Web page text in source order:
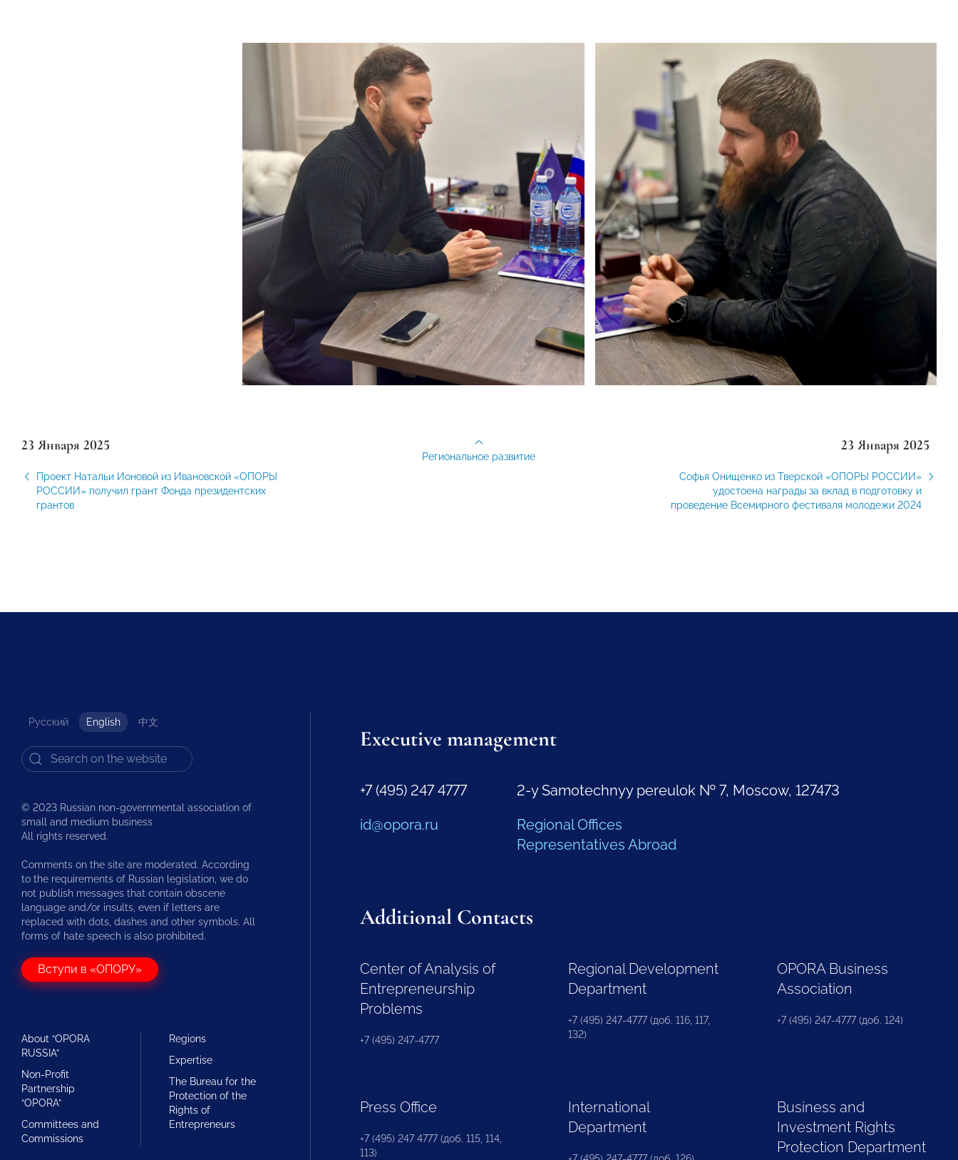
23 Января 2025
Проект Натальи Ионовой из Ивановской «ОПОРЫ
РОССИИ» получил грант Фонда президентских
грантов
23 Января 2025
Софья Онищенко из Тверской «ОПОРЫ РОССИИ»
удостоена награды за вклад в подготовку и
проведение Всемирного фестиваля молодежи 2024
Региональное развитие
Русский English 中文
© 2023 Russian non-governmental association of
small and medium business
All rights reserved.
Comments on the site are moderated. According
to the requirements of Russian legislation, we do
not publish messages that contain obscene
language and/or insults, even if letters are
replaced with dots, dashes and other symbols. All
forms of hate speech is also prohibited.
Вступи в «ОПОРУ»
About “OPORA
RUSSIA”
Non-Profit
Partnership
“OPORA”
Committees and
Commissions
Regions
Expertise
The Bureau for the
Protection of the
Rights of
Entrepreneurs
Executive management
+7 (495) 247 4777
id@opora.ru
2-y Samotechnyy pereulok № 7, Moscow, 127473
Regional Offices
Representatives Abroad
Additional Contacts
Center of Analysis of
Entrepreneurship
Problems
+7 (495) 247-4777
Regional Development
Department
+7 (495) 247-4777 (доб. 116, 117,
132)
OPORA Business
Association
+7 (495) 247-4777 (доб. 124)
Press Office
+7 (495) 247 4777 (доб. 115, 114,
113)
International
Department
Business and
Investment Rights
Protection Department